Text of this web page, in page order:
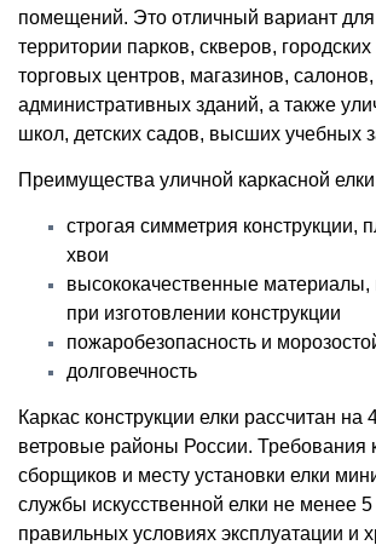
помещений. Это отличный вариант
территории парков, скверов,
торговых центров, магазинов,
административных зданий, а также
школ, детских садов, высших учебных
Преимущества уличной каркасной
строгая симметрия конструкции,
хвои
высококачественные
при изготовлении конструкции
пожаробезопасность и
долговечность
Каркас конструкции елки расcчитан на
ветровые районы России. Требования
сборщиков и месту установки елки
службы искусственной елки не менее 5
правильных условиях эксплуатации и